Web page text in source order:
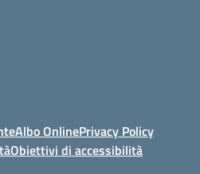
Albo OnlinePrivacy Policy
Obiettivi di accessibilità